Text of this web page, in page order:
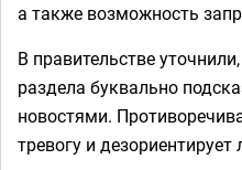
а также возможность
В правительстве
раздела буквально
новостями.
тревогу и дезориентирует